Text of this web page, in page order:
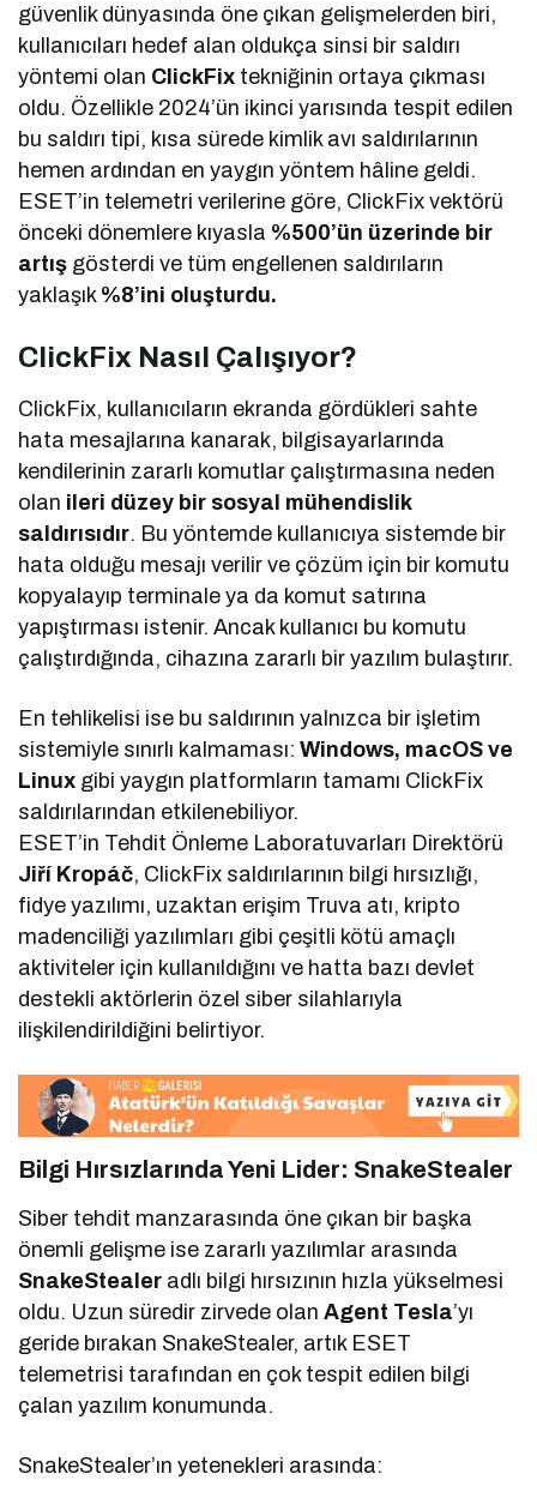
güvenlik dünyasında öne çıkan gelişmelerden biri,
kullanıcıları hedef alan oldukça sinsi bir saldırı
yöntemi olan ClickFix tekniğinin ortaya çıkması
oldu. Özellikle 2024’ün ikinci yarısında tespit edilen
bu saldırı tipi, kısa sürede kimlik avı saldırılarının
hemen ardından en yaygın yöntem hâline geldi.
ESET’in telemetri verilerine göre, ClickFix vektörü
önceki dönemlere kıyasla %500’ün üzerinde bir
artış gösterdi ve tüm engellenen saldırıların
yaklaşık %8’ini oluşturdu.
ClickFix Nasıl Çalışıyor?
ClickFix, kullanıcıların ekranda gördükleri sahte
hata mesajlarına kanarak, bilgisayarlarında
kendilerinin zararlı komutlar çalıştırmasına neden
olan ileri düzey bir sosyal mühendislik
saldırısıdır. Bu yöntemde kullanıcıya sistemde bir
hata olduğu mesajı verilir ve çözüm için bir komutu
kopyalayıp terminale ya da komut satırına
yapıştırması istenir. Ancak kullanıcı bu komutu
çalıştırdığında, cihazına zararlı bir yazılım bulaştırır.
En tehlikelisi ise bu saldırının yalnızca bir işletim
sistemiyle sınırlı kalmaması:Windows, macOS ve
Linux gibi yaygın platformların tamamı ClickFix
saldırılarından etkilenebiliyor.
ESET’in Tehdit Önleme Laboratuvarları Direktörü
Jiří Kropáč, ClickFix saldırılarının bilgi hırsızlığı,
fidye yazılımı, uzaktan erişim Truva atı, kripto
madenciliği yazılımları gibi çeşitli kötü amaçlı
aktiviteler için kullanıldığını ve hatta bazı devlet
destekli aktörlerin özel siber silahlarıyla
ilişkilendirildiğini belirtiyor.
Bilgi Hırsızlarında Yeni Lider: SnakeStealer
Siber tehdit manzarasında öne çıkan bir başka
önemli gelişme ise zararlı yazılımlar arasında
SnakeStealer adlı bilgi hırsızının hızla yükselmesi
oldu. Uzun süredir zirvede olanAgent Tesla’yı
geride bırakan SnakeStealer, artık ESET
telemetrisi tarafından en çok tespit edilen bilgi
çalan yazılım konumunda.
SnakeStealer’ın yetenekleri arasında: